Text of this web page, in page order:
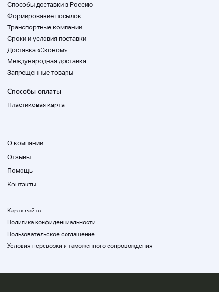
Способы доставки в Россию
Формирование посылок
Транспортные компании
Cроки и условия поставки
Доставка «Эконом»
Международная доставка
Запрещенные товары
Способы оплаты
Пластиковая карта
О компании
Отзывы
Помощь
Контакты
Карта сайта
Политика конфиденциальности
Пользовательское соглашение
Условия перевозки и таможенного сопровождения